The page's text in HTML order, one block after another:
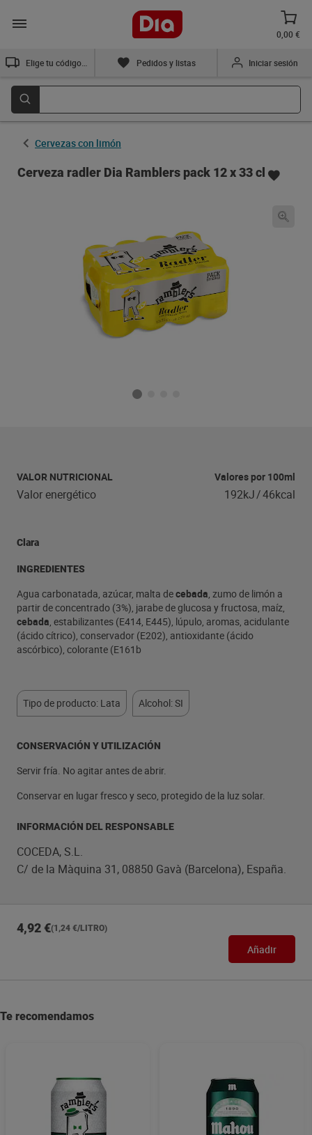
0,00 €
Pedidos y listas Iniciar sesión
Cervezas con limón
Cerveza radler Dia Ramblers pack 12 x 33 cl
VALOR NUTRICIONAL Valores por 100ml
Valor energético 192kJ/46kcal
Clara
INGREDIENTES
Agua carbonatada, azúcar, malta decebada, zumo de limón a
partir de concentrado (3%), jarabe de glucosa y fructosa, maíz,
cebada, estabilizantes (E414, E445), lúpulo, aromas, acidulante
(ácido cítrico), conservador (E202), antioxidante (ácido
ascórbico), colorante (E161b
Tipo de producto: Lata Alcohol: SI
CONSERVACIÓN Y UTILIZACIÓN
Servir fría. No agitar antes de abrir.
Conservar en lugar fresco y seco, protegido de la luz solar.
INFORMACIÓN DEL RESPONSABLE
COCEDA, S.L.
C/ de la Màquina 31, 08850 Gavà (Barcelona), España.
4,92 €(1,24 €/LITRO)
Añadir
Te recomendamos